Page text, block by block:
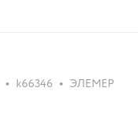
• k66346 • ЭЛЕМЕР